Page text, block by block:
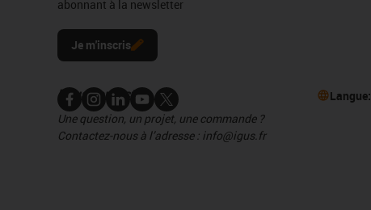
abonnant à la newsletter
Je m'inscris
Nous contacter
Une question, un projet, une commande ?
Contactez-nous à l’adresse : info@igus.fr
Langue: